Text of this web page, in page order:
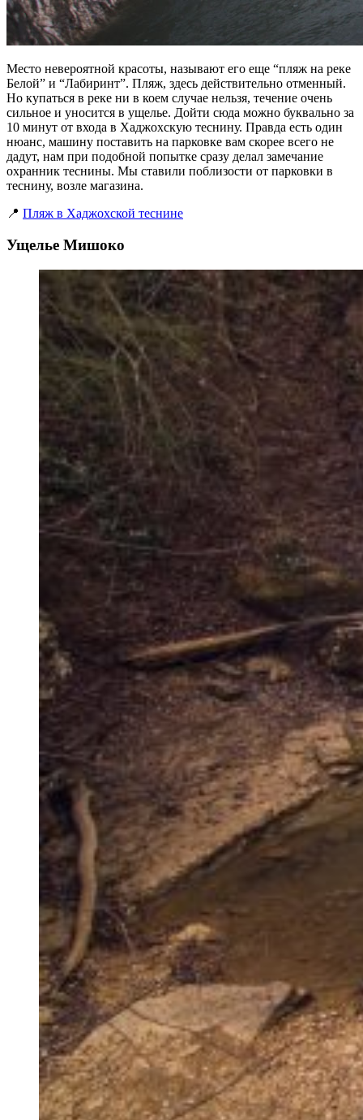
Место невероятной красоты, называют его еще “пляж на реке
Белой” и “Лабиринт”. Пляж, здесь действительно отменный.
Но купаться в реке ни в коем случае нельзя, течение очень
сильное и уносится в ущелье. Дойти сюда можно буквально за
10 минут от входа в Хаджохскую теснину. Правда есть один
нюанс, машину поставить на парковке вам скорее всего не
дадут, нам при подобной попытке сразу делал замечание
охранник теснины. Мы ставили поблизости от парковки в
теснину, возле магазина.
📍 Пляж в Хаджохской теснине
Ущелье Мишоко